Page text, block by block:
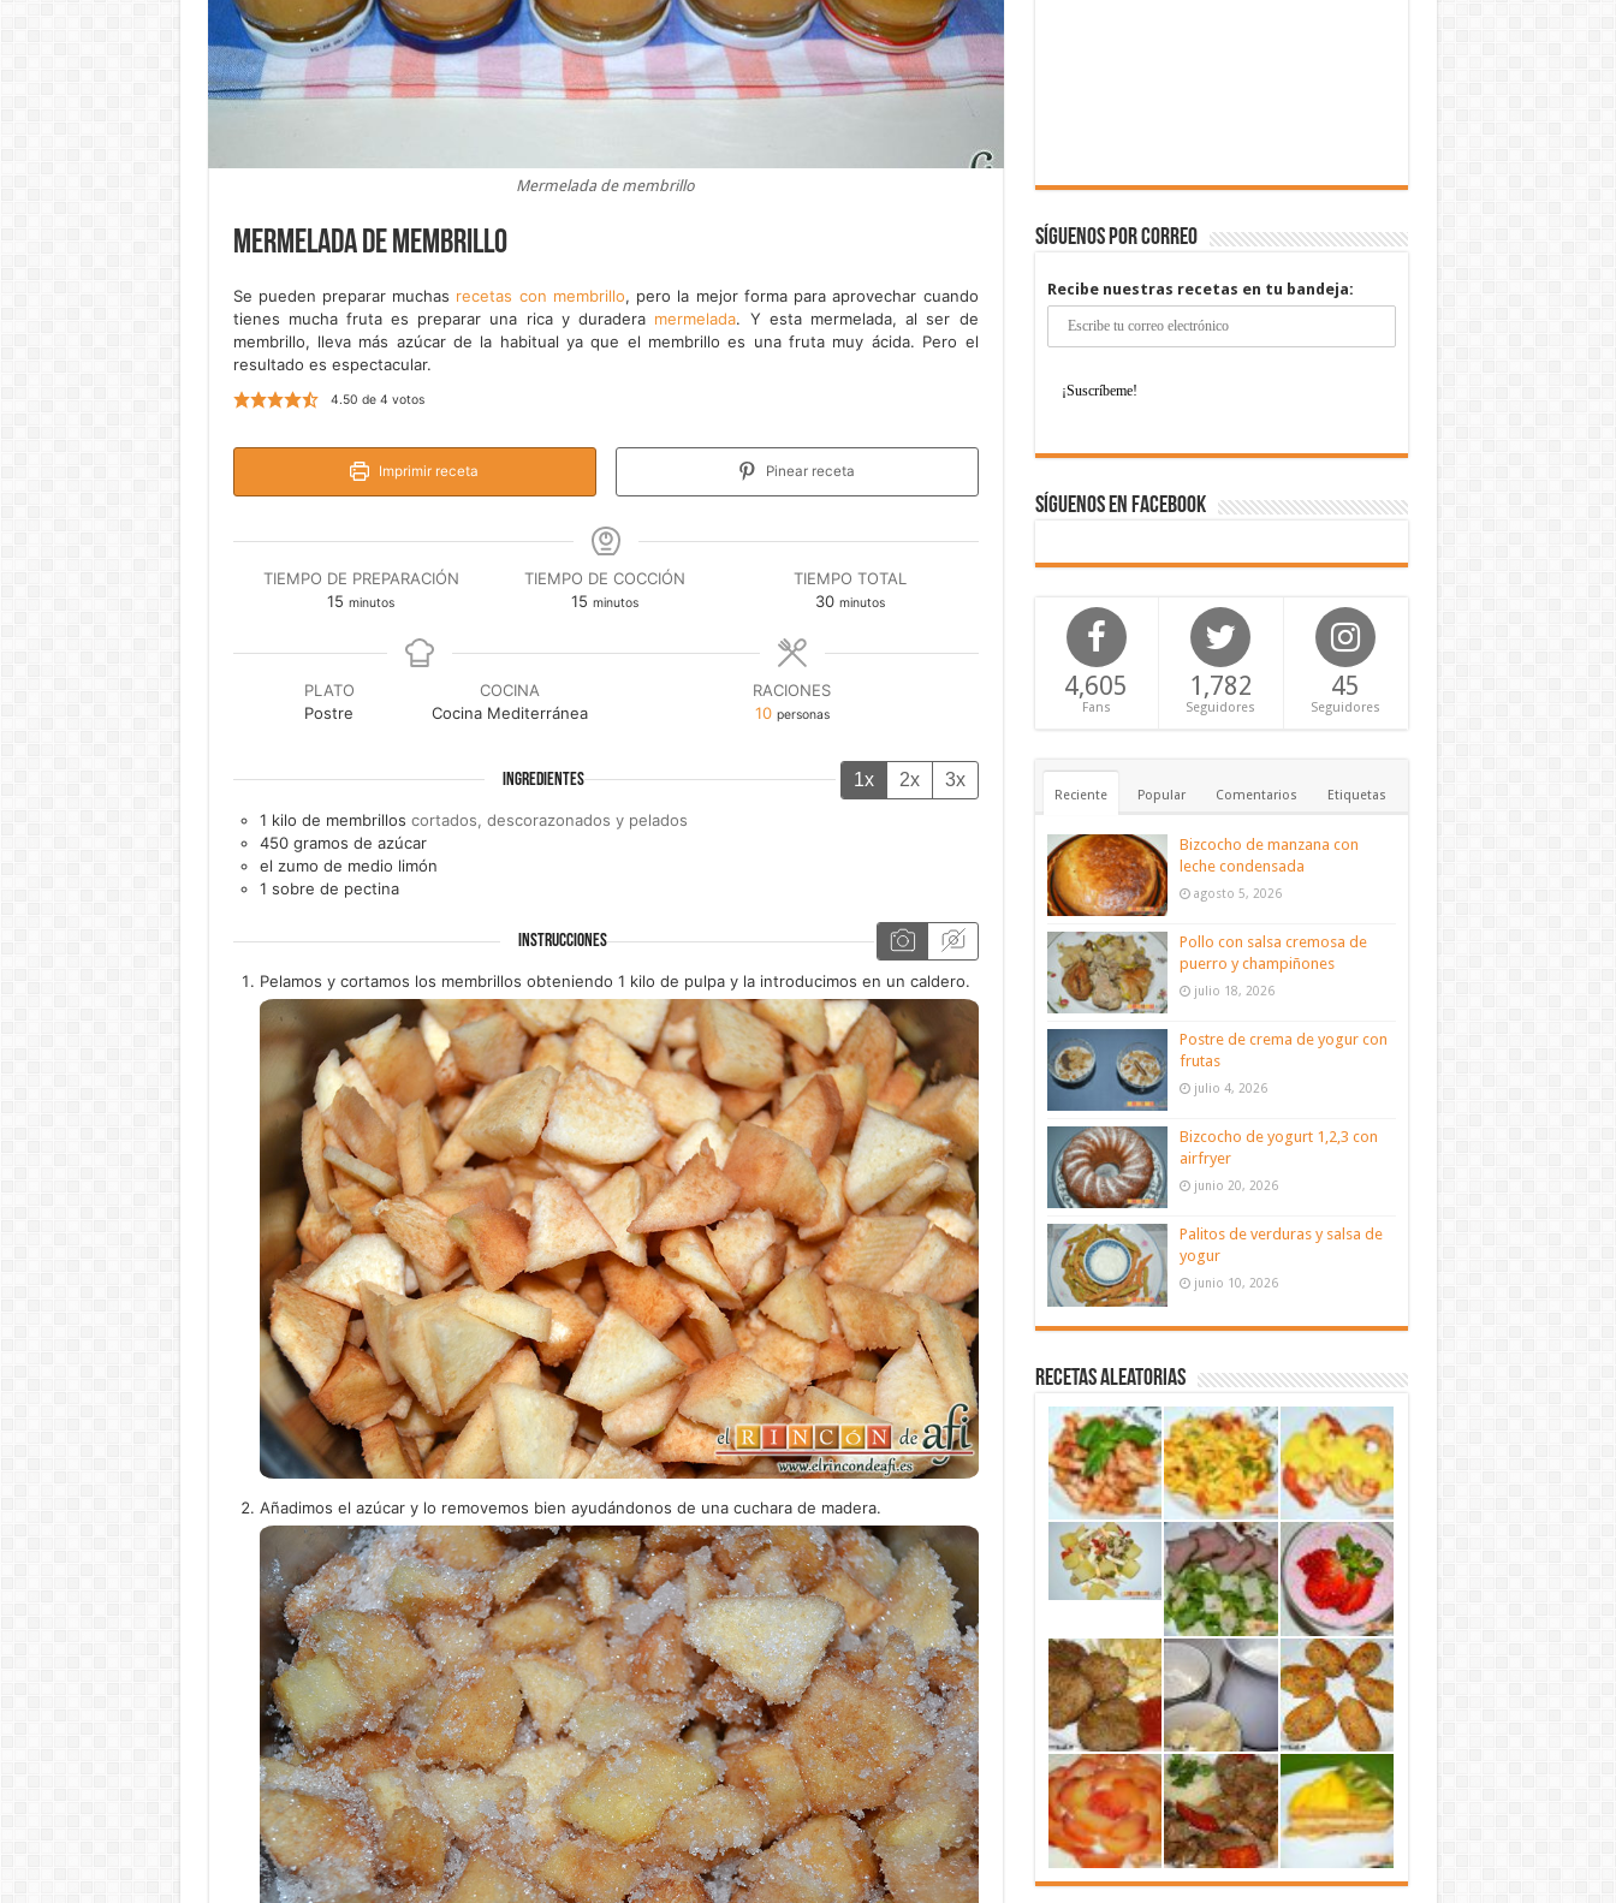
Mermelada de membrillo
Mermelada de membrillo
Se pueden preparar muchas recetas con membrillo, pero la mejor forma para aprovechar cuando
tienes mucha fruta es preparar una rica y duradera mermelada. Y esta mermelada, al ser de
membrillo, lleva más azúcar de la habitual ya que el membrillo es una fruta muy ácida. Pero el
resultado es espectacular.
4.50 de 4 votos
Imprimir receta Pinear receta
TIEMPO DE PREPARACIÓN
15 minutos
minutos
TIEMPO DE COCCIÓN
15 minutos
minutos
TIEMPO TOTAL
30minutos
minutos
PLATO
Postre
COCINA
Cocina Mediterránea
RACIONES
10 personas
INGREDIENTES 1x 2x 3x
1 kilo de membrillos cortados, descorazonados y pelados
450 gramos de azúcar
el zumo de medio limón
1 sobre de pectina
INSTRUCCIONES
Pelamos y cortamos los membrillos obteniendo 1 kilo de pulpa y la introducimos en un caldero.
Añadimos el azúcar y lo removemos bien ayudándonos de una cuchara de madera.
Síguenos por correo
Recibe nuestras recetas en tu bandeja:
Síguenos en Facebook
4,605
Fans
1,782
Seguidores
45
Seguidores
Reciente Popular Comentarios Etiquetas
Bizcocho de manzana con
leche condensada
agosto 5, 2026
Pollo con salsa cremosa de
puerro y champiñones
julio 18, 2026
Postre de crema de yogur con
frutas
julio 4, 2026
Bizcocho de yogurt 1,2,3 con
airfryer
junio 20, 2026
Palitos de verduras y salsa de
yogur
junio 10, 2026
Recetas aleatorias